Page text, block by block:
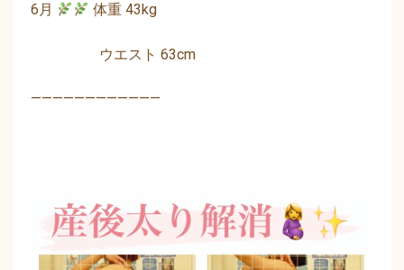
6月 体重 43kg
ウエスト 63cm
————————————